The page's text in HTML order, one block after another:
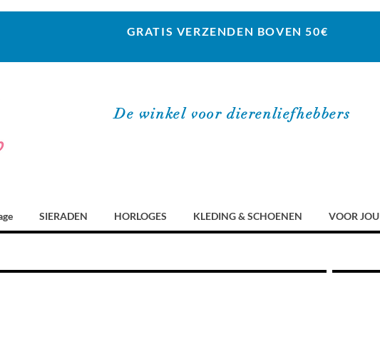
GRATIS VERZENDEN BOVEN 50€
De winkel voor dierenliefhebbers
SIERADEN HORLOGES KLEDING & SCHOENEN VOOR JOU